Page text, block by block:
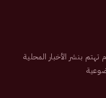
صحيفة إلكترونية سعودية تم تأسيسها عام 2007م تهتم بنشر الأخبار المحلية